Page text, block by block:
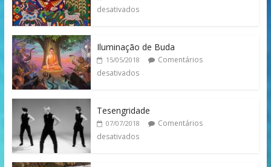
desativados
Iluminação de Buda
15/05/2018
Comentários
desativados
Tesengridade
07/07/2018
Comentários
desativados